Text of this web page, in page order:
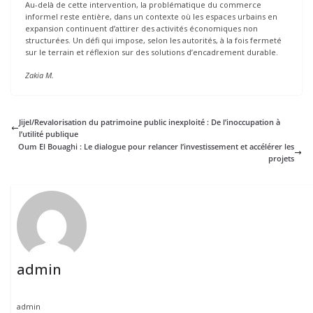
Au-delà de cette intervention, la problématique du commerce
informel reste entière, dans un contexte où les espaces urbains en
expansion continuent d’attirer des activités économiques non
structurées. Un défi qui impose, selon les autorités, à la fois fermeté
sur le terrain et réflexion sur des solutions d’encadrement durable.
Zakia M.
Jijel/Revalorisation du patrimoine public inexploité : De l’inoccupation à
l’utilité publique
Oum El Bouaghi : Le dialogue pour relancer l’investissement et accélérer les
projets
admin
admin